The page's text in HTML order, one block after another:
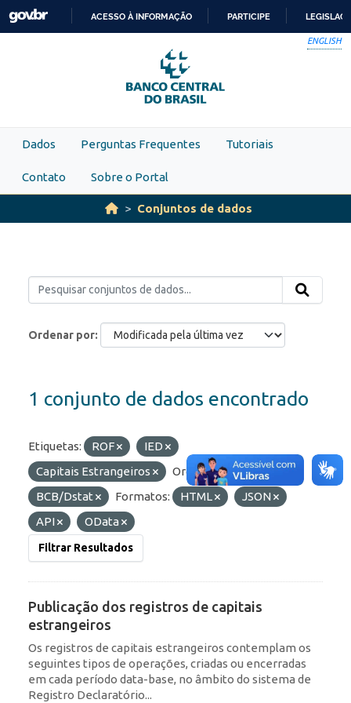
Skip to main content
PARA
O
CONTEÚDO
ACESSO À INFORMAÇÃO PARTICIPE
ENGLISH
Dados Perguntas Frequentes Tutoriais
Contato Sobre o Portal
Conjuntos de dados
Ordenar por
1 conjunto de dados encontrado
Etiquetas: ROF
IED
Capitais Estrangeiros
Organizações:
BCB/Dstat
Formatos: HTML
JSON
API
OData
Filtrar Resultados
Publicação dos registros de capitais
estrangeiros
Os registros de capitais estrangeiros contemplam os
seguintes tipos de operações, criadas ou encerradas
em cada período data-base, no âmbito do sistema de
Registro Declaratório...